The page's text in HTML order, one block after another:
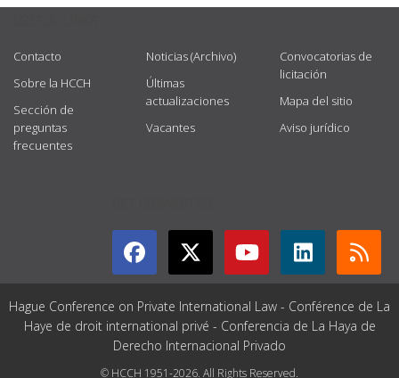
Contacto
Sobre la HCCH
Sección de
preguntas
frecuentes
Noticias (Archivo)
Últimas
actualizaciones
Vacantes
Convocatorias de
licitación
Mapa del sitio
Aviso jurídico
Hague Conference on Private International Law - Conférence de La
Haye de droit international privé - Conferencia de La Haya de
Derecho Internacional Privado
© HCCH 1951-2026. All Rights Reserved.